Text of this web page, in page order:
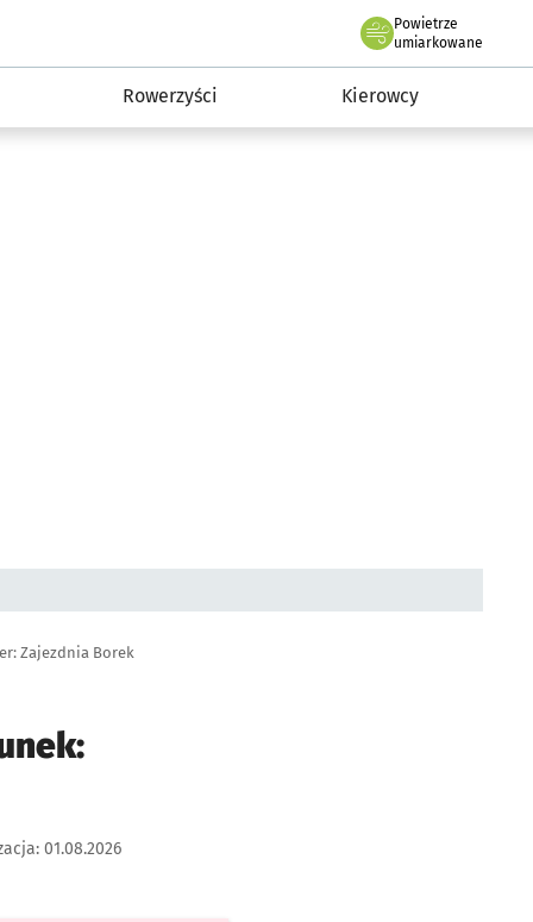
Powietrze
we Wrocławiu
umiarkowane
Rowerzyści Kierowcy
Zajezdnia Borek
01.08.2026